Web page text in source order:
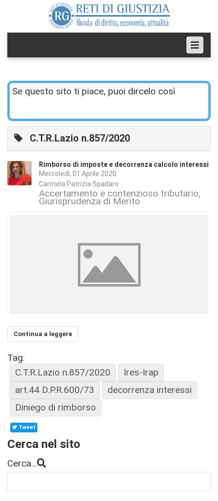
Se questo sito ti piace, puoi dircelo così
C.T.R.Lazio n.857/2020
Rimborso di imposte e decorrenza calcolo interessi
Mercoledì, 01 Aprile 2020
Carmela Patrizia Spadaro
Accertamento e contenzioso tributario
Giurisprudenza di Merito
Continua a leggere
Tag:
C.T.R.Lazio n.857/2020
Ires-Irap
art.44 D.P.R.600/73
decorrenza interessi
Diniego di rimborso
Tweet
Cerca nel sito
Cerca...